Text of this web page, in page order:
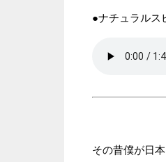
●ナチュラルス
その昔僕が日